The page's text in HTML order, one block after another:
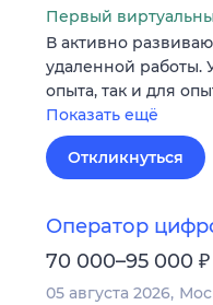
Первый
В активно
удаленной работы.
опыта, так и для
Показать ещё
Откликнуться
Оператор
70 000–95 000 ₽
05 августа 2026